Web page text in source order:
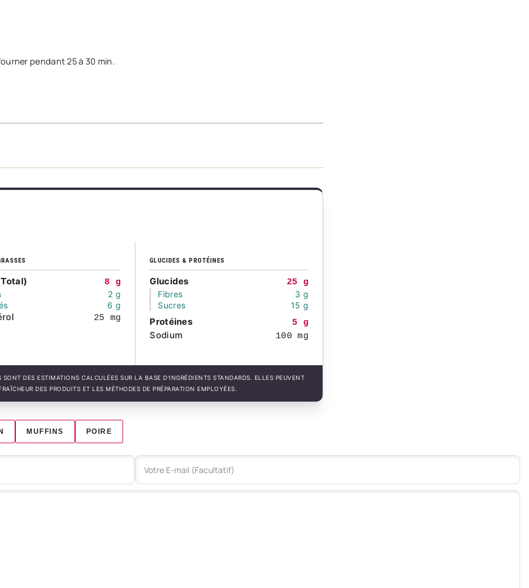
pendant 25 à 30 min.
8 g
2 g
6 g
25 mg
GLUCIDES & PROTÉINES
Glucides
25 g
Fibres
3 g
Sucres
15 g
Protéines 5 g
Sodium 100 mg
DES ESTIMATIONS CALCULÉES SUR LA BASE D'INGRÉDIENTS STANDARDS. ELLES PEUVENT
DES PRODUITS ET LES MÉTHODES DE PRÉPARATION EMPLOYÉES.
MUFFINS POIRE